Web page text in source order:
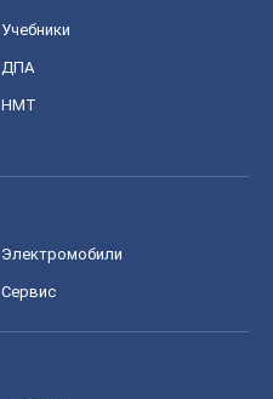
Учебники
ДПА
НМТ
Электромобили
Сервис